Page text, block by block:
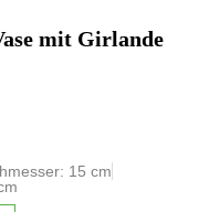
mit Girlande
15 cm